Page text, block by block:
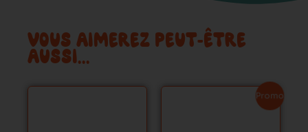
VOUS AIMEREZ PEUT-ÊTRE
AUSSI…
Promo !
produit